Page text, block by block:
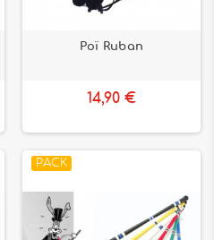
Poï Ruban
14,90 €
PACK